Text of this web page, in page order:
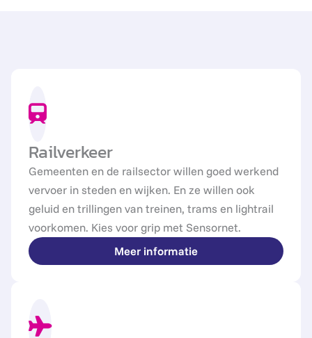
Railverkeer
Gemeenten en de railsector willen goed werkend
vervoer in steden en wijken. En ze willen ook
geluid en trillingen van treinen, trams en lightrail
voorkomen. Kies voor grip met Sensornet.
Meer informatie